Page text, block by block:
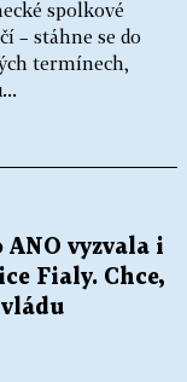
spolkové
– stáhne se do
termínech,
vyzvala i
Fialy. Chce,